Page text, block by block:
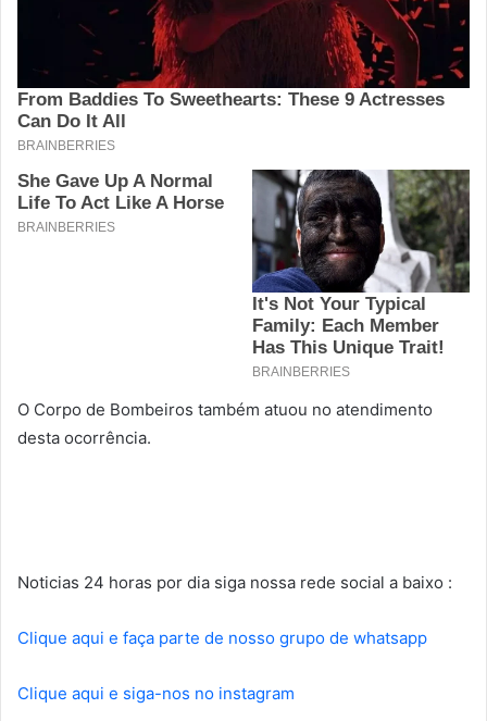
O Corpo de Bombeiros também atuou no atendimento
desta ocorrência.
Noticias 24 horas por dia siga nossa rede social a baixo :
Clique aqui e faça parte de nosso grupo de whatsapp
Clique aqui e siga-nos no instagram